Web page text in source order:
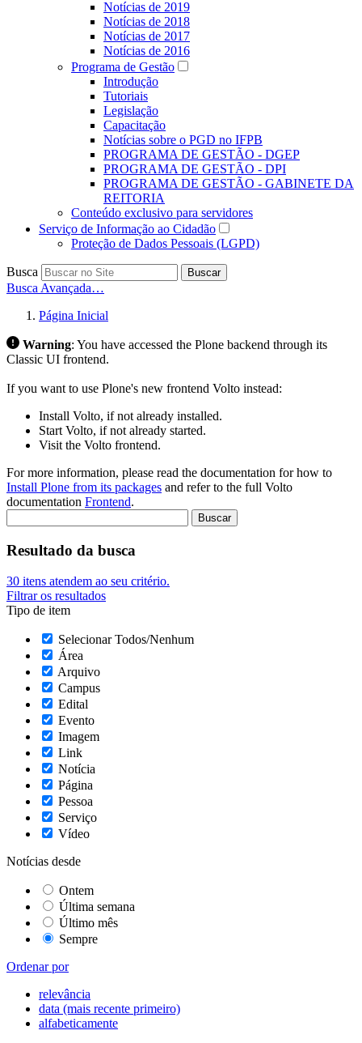
Notícias de 2019
Notícias de 2018
Notícias de 2017
Notícias de 2016
Programa de Gestão
Introdução
Tutoriais
Legislação
Capacitação
Notícias sobre o PGD no IFPB
PROGRAMA DE GESTÃO - DGEP
PROGRAMA DE GESTÃO - DPI
PROGRAMA DE GESTÃO - GABINETE DA
REITORIA
Conteúdo exclusivo para servidores
Serviço de Informação ao Cidadão
Proteção de Dados Pessoais (LGPD)
Busca Buscar
Busca Avançada…
Página Inicial
Warning: You have accessed the Plone backend through its
Classic UI frontend.
If you want to use Plone's new frontend Volto instead:
Install Volto, if not already installed.
Start Volto, if not already started.
Visit the Volto frontend.
For more information, please read the documentation for how to
Install Plone from its packages and refer to the full Volto
documentation Frontend.
Resultado da busca
30 itens atendem ao seu critério.
Filtrar os resultados
Tipo de item
Selecionar Todos/Nenhum
Área
Arquivo
Campus
Edital
Evento
Imagem
Link
Notícia
Página
Pessoa
Serviço
Vídeo
Notícias desde
Ontem
Última semana
Último mês
Sempre
Ordenar por
relevância
data (mais recente primeiro)
alfabeticamente